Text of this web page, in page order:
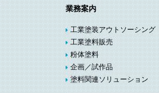
業務案内
工業塗装アウトソーシング
工業塗料販売
粉体塗料
企画／試作品
塗料関連ソリューション